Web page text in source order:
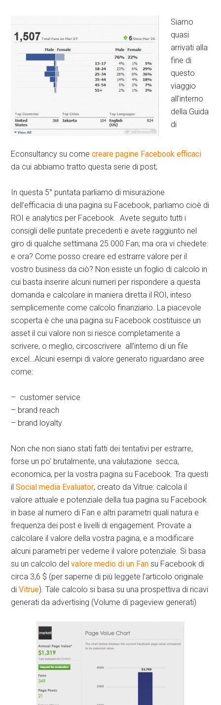
Siamo
quasi
arrivati alla
fine di
questo
viaggio
all’interno
della Guida
di
Econsultancy su comecreare pagine Facebook efficaci
da cui abbiamo tratto questa serie di post;
In questa 5° puntata parliamo di misurazione
dell’efficacia di una pagina su Facebook, parliamo cioè di
ROI e analytics per Facebook. Avete seguito tutti i
consigli delle puntate precedenti e avete raggiunto nel
giro di qualche settimana 25.000 Fan; ma ora vi chiedete:
e ora? Come posso creare ed estrarre valore per il
vostro business da ciò? Non esiste un foglio di calcolo in
cui basta inserire alcuni numeri per rispondere a questa
domanda e calcolare in maniera diretta il ROI, inteso
semplicemente come calcolo finanziario. La piacevole
scoperta è che una pagina su Facebook costituisce un
asset il cui valore non si riesce completamente a
scrivere, o meglio, circoscrivere all’interno di un file
excel…Alcuni esempi di valore generato riguardano aree
come:
– customer service
– brand reach
– brand loyalty
Non che non siano stati fatti dei tentativi per estrarre,
forse un po’ brutalmente, una valutazione secca,
economica, per la vostra pagina su Facebook. Tra questi
ilSocial media Evaluator, creato da Vitrue: calcola il
valore attuale e potenziale della tua pagina su Facebook
in base al numero di Fan e altri parametri quali natura e
frequenza dei post e livelli di engagement. Provate a
calcolare il valore della vostra pagina, e a modificare
alcuni parametri per vederne il valore potenziale. Si basa
su un calcolo delvalore medio di un Fan su Facebook di
circa 3,6 $ (per saperne di più leggete l’articolo originale
diVitrue). Tale calcolo si basa su una prospettiva di ricavi
generati da advertising (Volume di pageview generati)